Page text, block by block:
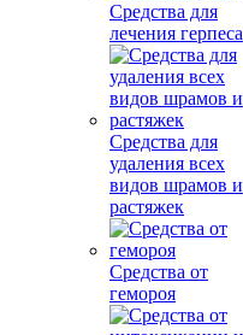
Средства для
лечения герпеса
Средства для
удаления всех
видов шрамов и
растяжек
Средства от
гемороя